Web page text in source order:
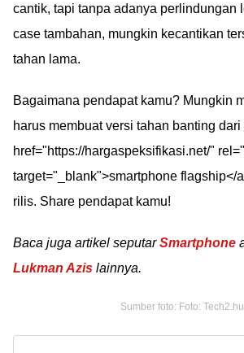
cantik, tapi tanpa adanya perlindungan
case tambahan, mungkin kecantikan
tahan lama.
Bagaimana pendapat kamu? Mungkin
harus membuat versi tahan banting dari
href="https://hargaspeksifikasi.net/"
target="_blank">smartphone flagship</
rilis. Share pendapat kamu!
Baca juga artikel seputarSmartphone
Lukman Azis lainnya.
Sumber foto: Foto: Tech2.hu